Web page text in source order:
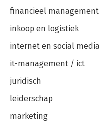
financieel management
inkoop en logistiek
internet en social media
it-management / ict
juridisch
leiderschap
marketing